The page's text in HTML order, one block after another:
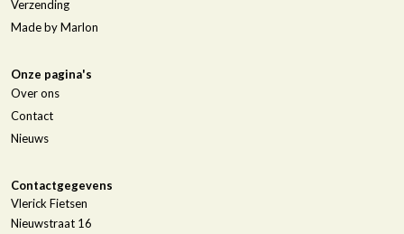
Verzending
Made by Marlon
Onze pagina's
Over ons
Contact
Nieuws
Contactgegevens
Vlerick Fietsen
Nieuwstraat 16